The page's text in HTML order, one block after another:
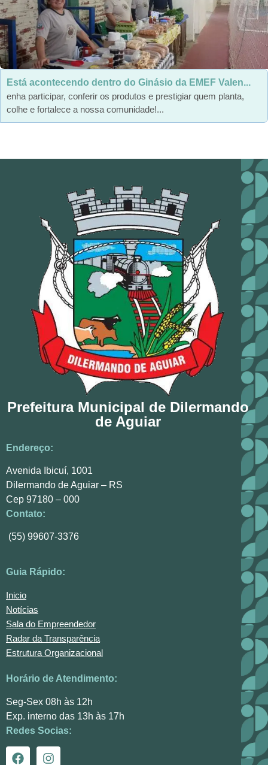
Está acontecendo dentro do Ginásio da EMEF Valen...
enha participar, conferir os produtos e prestigiar quem planta,
colhe e fortalece a nossa comunidade!...
Prefeitura Municipal de Dilermando
de Aguiar
Endereço:
Avenida Ibicuí, 1001
Dilermando de Aguiar – RS
Cep 97180 – 000
Contato:
(55) 99607-3376
Guia Rápido:
Inicio
Notícias
Sala do Empreendedor
Radar da Transparência
Estrutura Organizacional
Horário de Atendimento:
Seg-Sex 08h às 12h
Exp. interno das 13h às 17h
Redes Socias: